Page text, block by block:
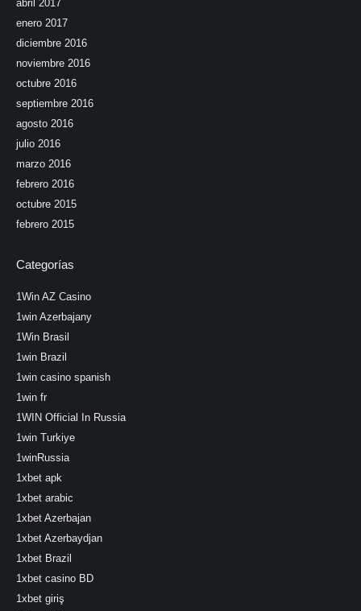
abril 2017
enero 2017
diciembre 2016
noviembre 2016
octubre 2016
septiembre 2016
agosto 2016
julio 2016
marzo 2016
febrero 2016
octubre 2015
febrero 2015
Categorías
1Win AZ Casino
1win Azerbajany
1Win Brasil
1win Brazil
1win casino spanish
1win fr
1WIN Official In Russia
1win Turkiye
1winRussia
1xbet apk
1xbet arabic
1xbet Azerbajan
1xbet Azerbaydjan
1xbet Brazil
1xbet casino BD
1xbet giriş